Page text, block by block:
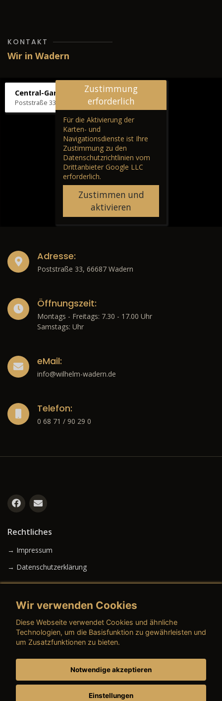
KONTAKT
Wir in Wadern
Central-Garage H. Wilhelm
Poststraße 33, 66687 Wadern
Zustimmung
erforderlich
Für die Aktivierung der
Karten- und
Navigationsdienste ist Ihre
Zustimmung zu den
Datenschutzrichtlinien vom
Drittanbieter Google LLC
erforderlich.
Zustimmen und
aktivieren
Adresse:
Poststraße 33, 66687 Wadern
Öffnungszeit:
Montags - Freitags: 7.30 - 17.00 Uhr
Samstags: Uhr
eMail:
info@wilhelm-wadern.de
Telefon:
0 68 71 / 90 29 0
Rechtliches
→ Impressum
→ Datenschutzerklärung
→ AGB (Gebrauchtwagen)
→ AGB (Dienstleistungen)
Wir verwenden Cookies
Diese Webseite verwendet Cookies und ähnliche
Technologien, um die Basisfunktion zu gewährleisten und
um Zusatzfunktionen zu bieten.
Notwendige akzeptieren
Einstellungen